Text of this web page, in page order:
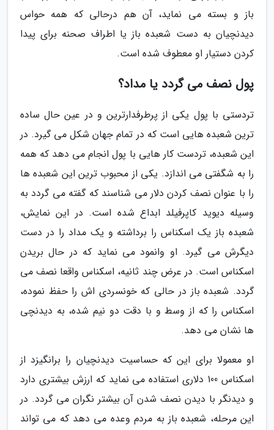
باز و بسته می نماید، آن هم درحالی که همه حواس
دیدنچیان به دست شعبده باز یا اطراف صحنه برای پیدا
کردن دستیار او معطوف شده است.
پول نصف می گردد یا مداد؟
تردستی با پول یکی از پرطرفدارترین و در عین حال ساده
ترین شعبده هایی است که در تمام جهان شکل می گیرد. در
این شعبده، تردست کار هایی با پول انجام می دهد که همه
را به شگفتی می اندازد. یکی از محبوب ترین این شعبده ها
را با عنوان نصف کردن دلار می شناسند که گفته می گردد به
وسیله دیوید کاپرفیلد ابداع شده است. در این نمایش،
شعبده باز یک اسکناس را برداشته و یک مداد را در دست
دیگرش می گیرد. او وانمود می نماید که در حال بریدن
اسکناس است. در عرض چند ثانیه، اسکناس واقعا نصف می
گردد. شعبده باز در حالی که خونسردی اش را حفظ نموده،
اسکناس را که از وسط و با دقت دو نیم شده، به دیدنچی
ها نشان می دهد.
او معمولا برای این که حساسیت دیدنچیان را برانگیزد از
اسکناس 100 دلاری استفاده می نماید که ارزش بیشتری دارد
و دیدنگر با دیدن نصف شدن آن بیشتر نگران می گردد. در
این مرحله، شعبده باز به مردم وعده می دهد که می تواند